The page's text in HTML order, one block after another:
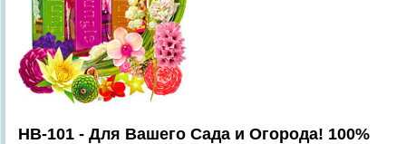
HB-101 - Для Вашего Сада и Огорода! 100%